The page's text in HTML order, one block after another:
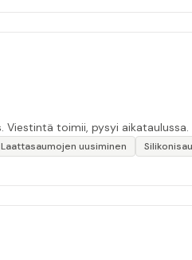
Laattasaumojen uusiminen